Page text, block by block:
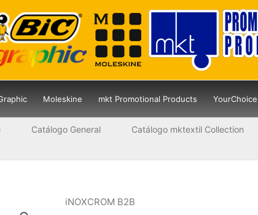
Moleskine mkt Promotional Products YourChoice
Catálogo General Catálogo mktextil Collection
iNOXCROM B2B